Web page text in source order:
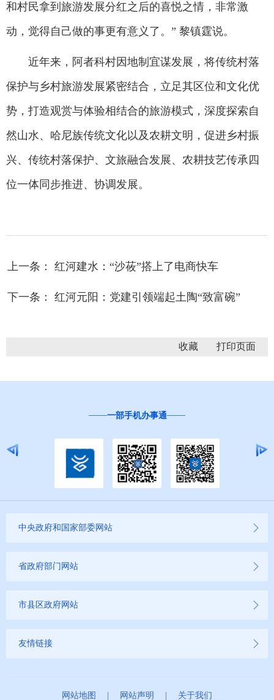
和村民拿到旅游发展分红之后的喜悦之情，非常激
动，觉得自己做的事更有意义了。” 黎镇霆说。
近年来，阿者科村因地制宜谋发展，将传统村落
保护与乡村旅游发展紧密结合，立足其区位和文化优
势，打造观赏与体验相结合的旅游模式，深度探索自
然山水、哈尼族传统文化以及农耕文明，促进乡村振
兴、传统村落保护、文旅融合发展、农耕技艺传承四
位一体同步推进、协调发展。
上一条： 红河建水：“沙莜”搭上了电商快车
下一条： 红河元阳：党建引领端起土陶“致富碗”
收藏
一部手机办事通
中央政府和国家部委网站
省政府部门网站
市县区政府网站
友情链接
网站地图 网站声明 关于我们